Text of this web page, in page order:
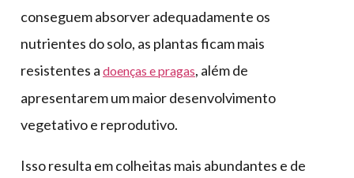
conseguem absorver adequadamente os
nutrientes do solo, as plantas ficam mais
resistentes a doenças e pragas, além de
apresentarem um maior desenvolvimento
vegetativo e reprodutivo.
Isso resulta em colheitas mais abundantes e de